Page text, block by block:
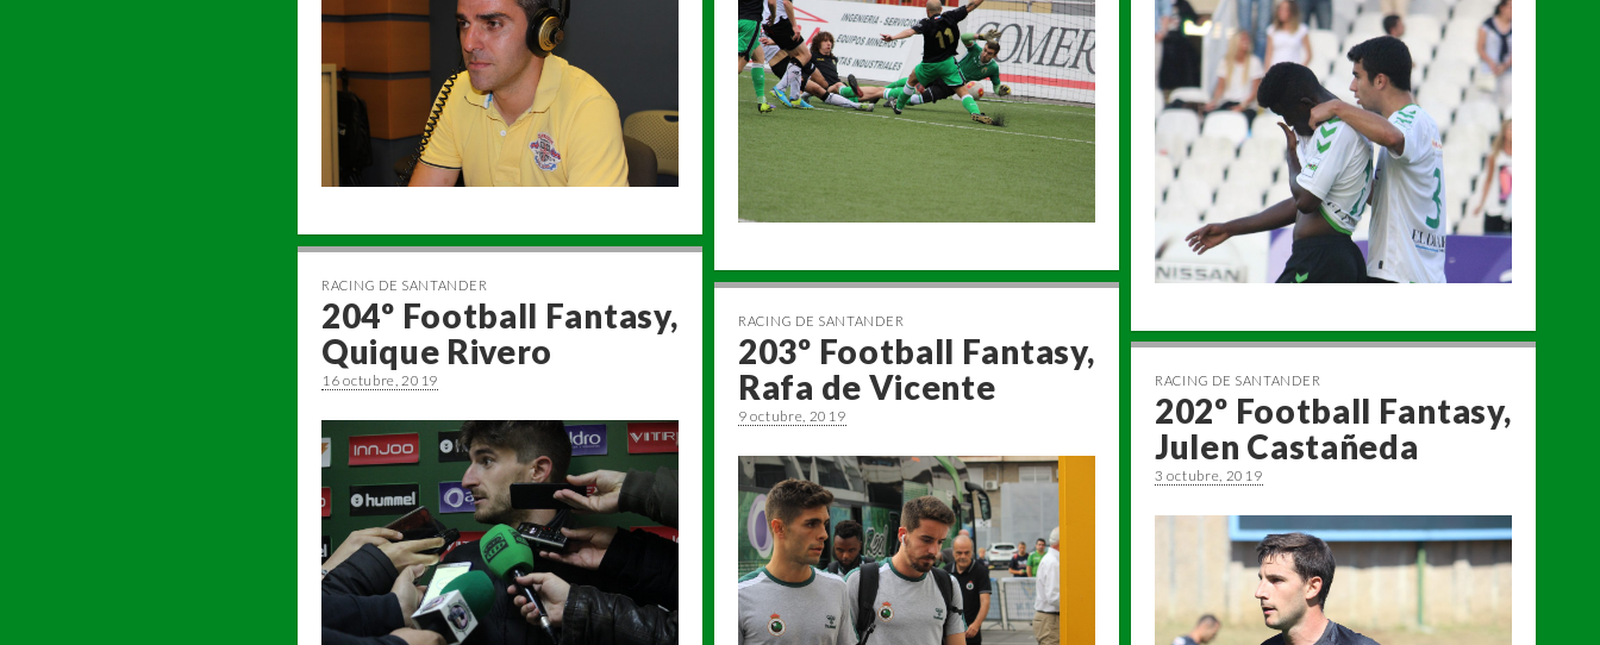
RACING DE SANTANDER
204º Football Fantasy,
Quique Rivero
16 octubre, 2019
RACING DE SANTANDER
203º Football Fantasy,
Rafa de Vicente
9 octubre, 2019
RACING DE SANTANDER
202º Football Fantasy,
Julen Castañeda
3 octubre, 2019